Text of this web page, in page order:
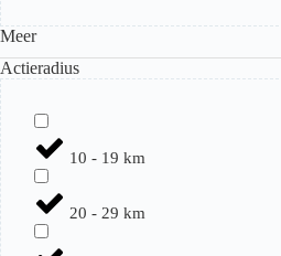
Meer
Actieradius
10 - 19 km
20 - 29 km